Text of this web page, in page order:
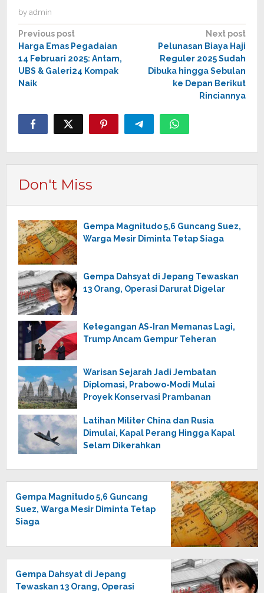
by admin
Post
navigation
Previous post
Harga Emas Pegadaian
14 Februari 2025: Antam,
UBS & Galeri24 Kompak
Naik
Next post
Pelunasan Biaya Haji
Reguler 2025 Sudah
Dibuka hingga Sebulan
ke Depan Berikut
Rinciannya
Don't Miss
Gempa Magnitudo 5,6 Guncang Suez,
Warga Mesir Diminta Tetap Siaga
Gempa Dahsyat di Jepang Tewaskan
13 Orang, Operasi Darurat Digelar
Ketegangan AS-Iran Memanas Lagi,
Trump Ancam Gempur Teheran
Warisan Sejarah Jadi Jembatan
Diplomasi, Prabowo-Modi Mulai
Proyek Konservasi Prambanan
Latihan Militer China dan Rusia
Dimulai, Kapal Perang Hingga Kapal
Selam Dikerahkan
Gempa Magnitudo 5,6 Guncang
Suez, Warga Mesir Diminta Tetap
Siaga
Gempa Dahsyat di Jepang
Tewaskan 13 Orang, Operasi